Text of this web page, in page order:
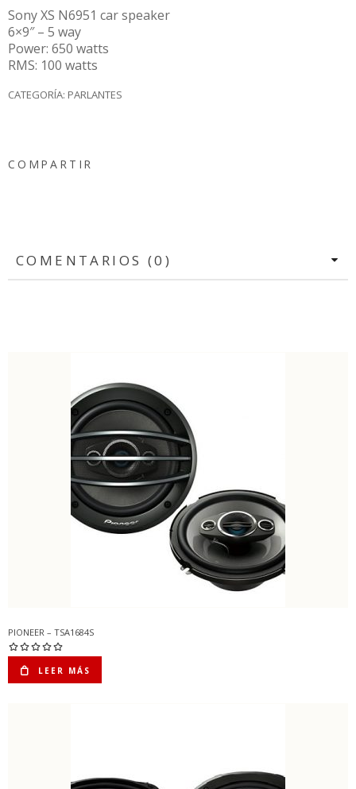
Sony XS N6951 car speaker
6×9″ – 5 way
Power: 650 watts
RMS: 100 watts
CATEGORÍA: PARLANTES
COMPARTIR
COMENTARIOS (0)
PIONEER – TSA1684S
LEER MÁS